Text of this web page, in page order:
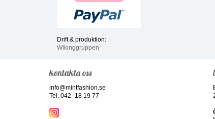
Drift & produktion:
Wikinggruppen
kontakta oss
info@mintfashion.se
Tel. 042 -18 19 77